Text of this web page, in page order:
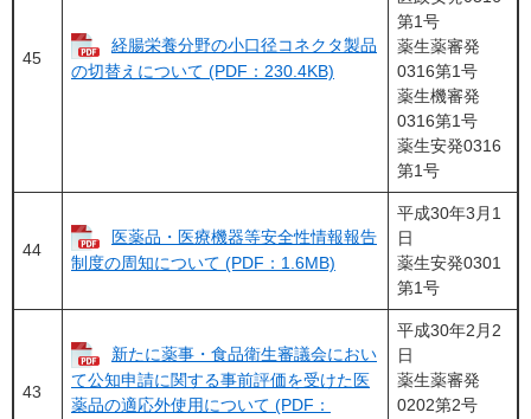
45
経腸栄養分野の小口径コネクタ製品
の切替えについて (PDF：230.4KB)
第1号
薬生薬審発
0316第1号
薬生機審発
0316第1号
薬生安発0316
第1号
44
医薬品・医療機器等安全性情報報告
制度の周知について (PDF：1.6MB)
平成30年3月1
日
薬生安発0301
第1号
43
新たに薬事・食品衛生審議会におい
て公知申請に関する事前評価を受けた医
薬品の適応外使用について (PDF：
平成30年2月2
日
薬生薬審発
0202第2号